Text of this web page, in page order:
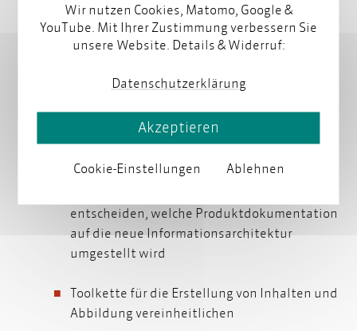
Anforderungen an Lernmaterial ableiten
Tool-Anforderungen erheben und
Anforderungen für neue Autorenlösung und
Content-Delivery-Lösung ermitteln
TopicTopic
-orientierte Informationsarchitektur
entscheiden, welche Produktdokumentation
auf die neue Informationsarchitektur
umgestellt wird
Toolkette für die Erstellung von Inhalten und
Abbildung vereinheitlichen
Wir nutzen Cookies, Matomo, Google &
YouTube. Mit Ihrer Zustimmung verbessern Sie
unsere Website. Details & Widerruf:
Datenschutzerklärung
Cookie-Einstellungen Ablehnen
Akzeptieren